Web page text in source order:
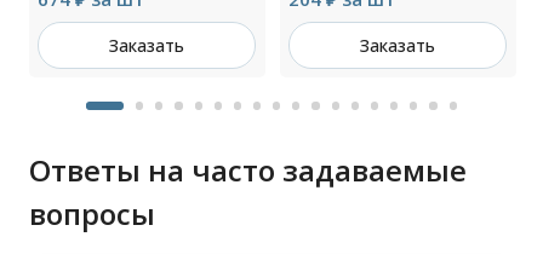
Заказать Заказать
Ответы на часто задаваемые
вопросы